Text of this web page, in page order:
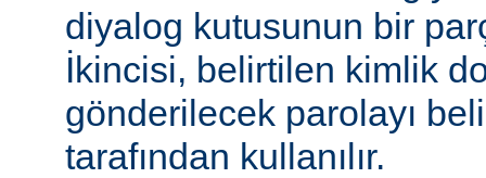
diyalog kutusunun bir
İkincisi, belirtilen kimlik
gönderilecek parolayı
tarafından kullanılır.